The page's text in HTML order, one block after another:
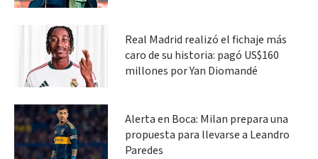
Real Madrid realizó el fichaje más
caro de su historia: pagó US$160
millones por Yan Diomandé
Alerta en Boca: Milan prepara una
propuesta para llevarse a Leandro
Paredes